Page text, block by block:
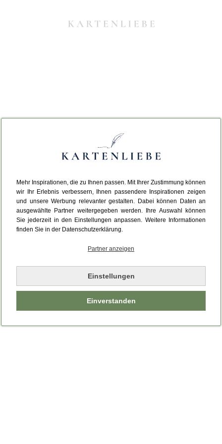
Mehr Inspirationen, die zu Ihnen passen. Mit Ihrer Zustimmung können
wir Ihr Erlebnis verbessern, Ihnen passendere Inspirationen zeigen
und unsere Werbung relevanter gestalten. Dabei können Daten an
ausgewählte Partner weitergegeben werden. Ihre Auswahl können
Sie jederzeit in den Einstellungen anpassen. Weitere Informationen
finden Sie in der Datenschutzerklärung.
Partner anzeigen
Einstellungen
Einverstanden
Da ist etwas schiefgelaufen.
Leider ist ein technischer Fehler aufgetreten.
Bitte laden Sie die Seite neu.